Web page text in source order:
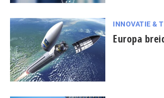
INNOVATIE &
Europa